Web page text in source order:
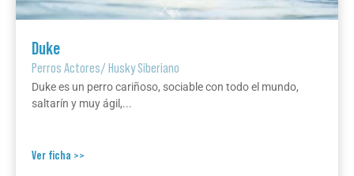
Duke
Perros Actores/Husky Siberiano
Duke es un perro cariñoso, sociable con todo el mundo,
saltarín y muy ágil,...
Ver ficha >>